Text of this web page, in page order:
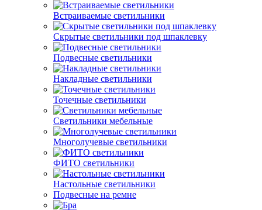
Встраиваемые светильники
Скрытые светильники под шпаклевку
Подвесные светильники
Накладные светильники
Точечные светильники
Светильники мебельные
Многолучевые светильники
ФИТО светильники
Настольные светильники
Подвесные на ремне